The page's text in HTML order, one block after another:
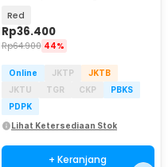
Red
Rp36.400
Rp64.900 44%
Online JKTP
JKTB
JKTU
TGR CKP
PBKS
PDPK
Lihat Ketersediaan Stok
+ Keranjang